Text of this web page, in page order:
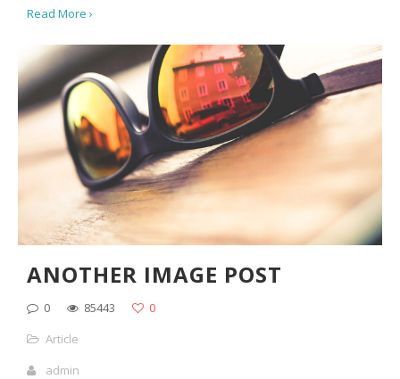
Read More ›
ANOTHER IMAGE POST
0 85443
0
Article
admin